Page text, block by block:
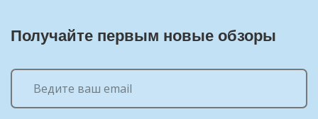
Получайте первым новые обзоры